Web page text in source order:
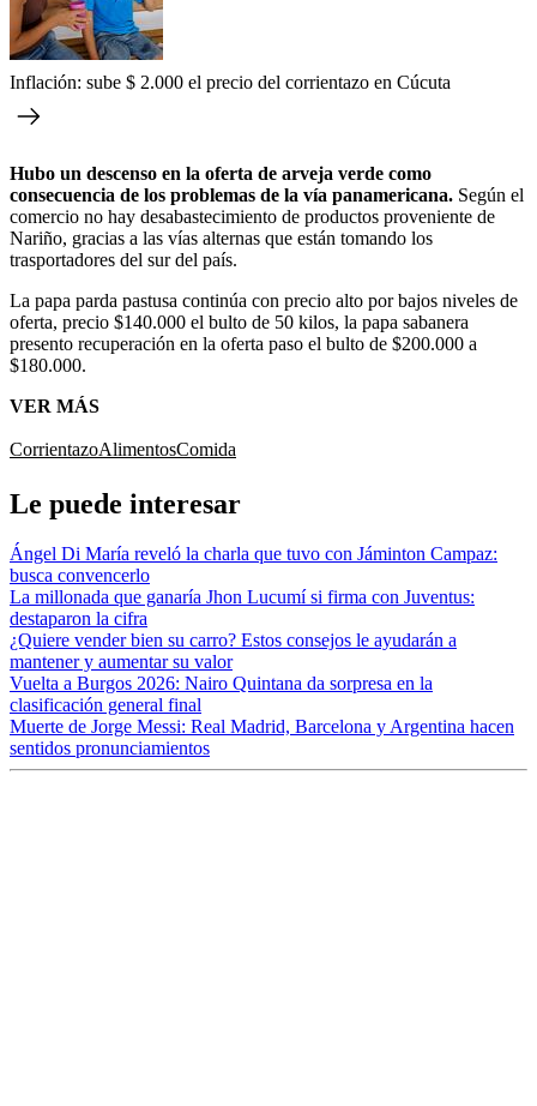
Inflación: sube $ 2.000 el precio del corrientazo en Cúcuta
Hubo un descenso en la oferta de arveja verde como
consecuencia de los problemas de la vía panamericana. Según el
comercio no hay desabastecimiento de productos proveniente de
Nariño, gracias a las vías alternas que están tomando los
trasportadores del sur del país.
La papa parda pastusa continúa con precio alto por bajos niveles de
oferta, precio $140.000 el bulto de 50 kilos, la papa sabanera
presento recuperación en la oferta paso el bulto de $200.000 a
$180.000.
VER MÁS
CorrientazoAlimentosComida
Le puede interesar
Ángel Di María reveló la charla que tuvo con Jáminton Campaz:
busca convencerlo
La millonada que ganaría Jhon Lucumí si firma con Juventus:
destaparon la cifra
¿Quiere vender bien su carro? Estos consejos le ayudarán a
mantener y aumentar su valor
Vuelta a Burgos 2026: Nairo Quintana da sorpresa en la
clasificación general final
Muerte de Jorge Messi: Real Madrid, Barcelona y Argentina hacen
sentidos pronunciamientos